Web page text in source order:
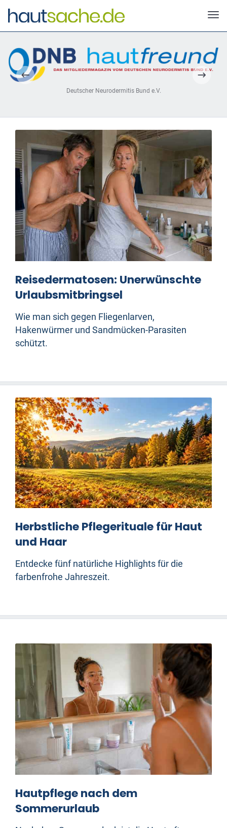
Deutscher Neurodermitis Bund e.V.
Reisedermatosen: Unerwünschte
Urlaubsmitbringsel
Wie man sich gegen Fliegenlarven,
Hakenwürmer und Sandmücken-Parasiten
schützt.
Herbstliche Pflegerituale für Haut
und Haar
Entdecke fünf natürliche Highlights für die
farbenfrohe Jahreszeit.
Hautpflege nach dem
Sommerurlaub